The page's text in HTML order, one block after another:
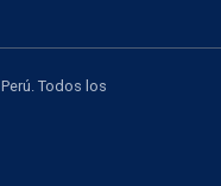
Todos los